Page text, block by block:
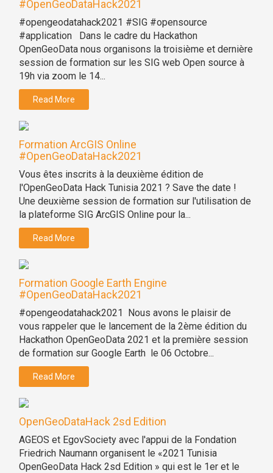
#OpenGeoDataHack2021
#opengeodatahack2021 #SIG #opensource
#application Dans le cadre du Hackathon
OpenGeoData nous organisons la troisième et dernière
session de formation sur les SIG web Open source à
19h via zoom le 14...
Read More
Formation ArcGIS Online
#OpenGeoDataHack2021
Vous êtes inscrits à la deuxième édition de
l'OpenGeoData Hack Tunisia 2021 ? Save the date !
Une deuxième session de formation sur l'utilisation de
la plateforme SIG ArcGIS Online pour la...
Read More
Formation Google Earth Engine
#OpenGeoDataHack2021
#opengeodatahack2021 Nous avons le plaisir de
vous rappeler que le lancement de la 2ème édition du
Hackathon OpenGeoData 2021 et la première session
de formation sur Google Earth le 06 Octobre...
Read More
OpenGeoDataHack 2sd Edition
AGEOS et EgovSociety avec l'appui de la Fondation
Friedrich Naumann organisent le «2021 Tunisia
OpenGeoData Hack 2sd Edition » qui est le 1er et le